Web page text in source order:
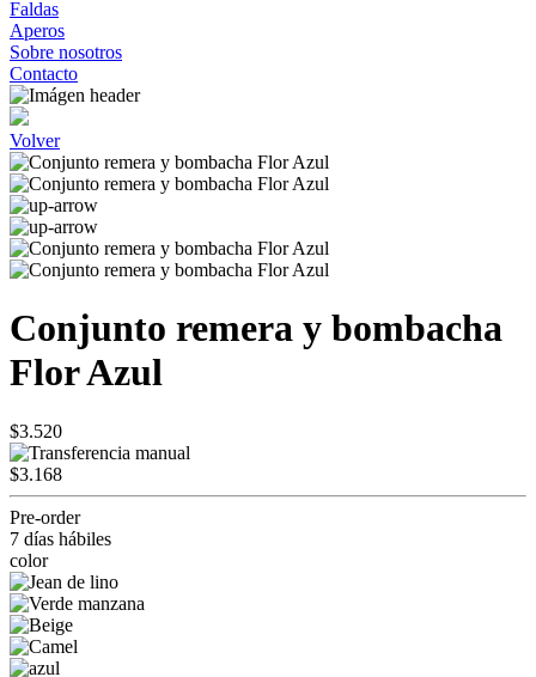
Faldas
Aperos
Sobre nosotros
Contacto
Volver
Conjunto remera y bombacha
Flor Azul
$3.520
$3.168
Pre-order
7 días hábiles
color